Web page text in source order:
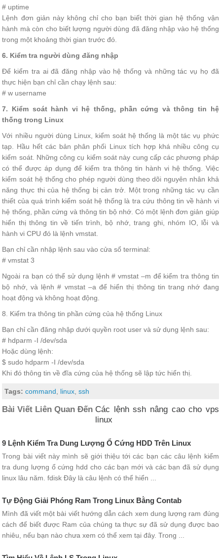
# uptime
Lệnh đơn giản này không chỉ cho bạn biết thời gian hệ thống vận
hành mà còn cho biết lượng người dùng đã đăng nhập vào hệ thống
trong một khoảng thời gian trước đó.
6. Kiểm tra người dùng đăng nhập
Để kiểm tra ai đã đăng nhập vào hệ thống và những tác vụ họ đã
thực hiện bạn chỉ cần chạy lệnh sau:
# w username
7. Kiểm soát hành vi hệ thống, phần cứng và thông tin hệ
thống trong Linux
Với nhiều người dùng Linux, kiểm soát hệ thống là một tác vụ phức
tạp. Hầu hết các bản phân phối Linux tích hợp khá nhiều công cụ
kiểm soát. Những công cụ kiểm soát này cung cấp các phương pháp
có thể được áp dụng để kiểm tra thông tin hành vi hệ thống. Việc
kiểm soát hệ thống cho phép người dùng theo dõi nguyên nhân khả
năng thực thi của hệ thống bị cản trở. Một trong những tác vụ cần
thiết của quá trình kiểm soát hệ thống là tra cứu thông tin về hành vi
hệ thống, phần cứng và thông tin bộ nhớ. Có một lệnh đơn giản giúp
hiển thị thông tin về tiến trình, bộ nhớ, trang ghi, nhóm IO, lỗi và
hành vi CPU đó là lệnh vmstat.
Bạn chỉ cần nhập lệnh sau vào cửa sổ terminal:
# vmstat 3
Ngoài ra bạn có thể sử dụng lệnh # vmstat –m để kiểm tra thông tin
bộ nhớ, và lệnh # vmstat –a để hiển thị thông tin trang nhớ đang
hoạt động và không hoạt động.
8. Kiểm tra thông tin phần cứng của hệ thống Linux
Bạn chỉ cần đăng nhập dưới quyền root user và sử dụng lệnh sau:
# hdparm -I /dev/sda
Hoặc dùng lệnh:
$ sudo hdparm -I /dev/sda
Khi đó thông tin về đĩa cứng của hệ thống sẽ lập tức hiển thị.
Tags: command linux ,ssh
Bài Viết Liên Quan Đến Các lệnh ssh nâng cao cho vps
linux
9 Lệnh Kiểm Tra Dung Lượng Ổ Cứng HDD Trên Linux
Trong bài viết này mình sẽ giới thiệu tới các bạn các câu lệnh kiểm
tra dung lượng ổ cứng hdd cho các bạn mới và các bạn đã sử dụng
linux lâu năm. fdisk Đây là câu lệnh có thể hiển ...
Tự Động Giải Phóng Ram Trong Linux Bằng Contab
Mình đã viết một bài viết hướng dẫn cách xem dung lượng ram đúng
cách để biết được Ram của chúng ta thực sự đã sử dụng được bao
nhiêu, nếu bạn nào chưa xem có thể xem tại đây. Trong ...